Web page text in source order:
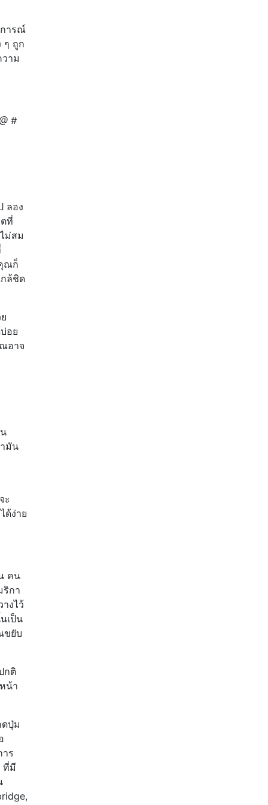
การณ์
ๆ ถูก
าม
#
ลอง
ที่
ม่สม
ณก็
ล้ชิด
อย
อาจ
มัน
ะ
ด้ง่าย
คน
ริกา
งไว้
เป็น
ขยับ
กติ
น้า
ปุ่ม
ร
ที่มี